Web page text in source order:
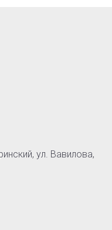
ул. Вавилова,